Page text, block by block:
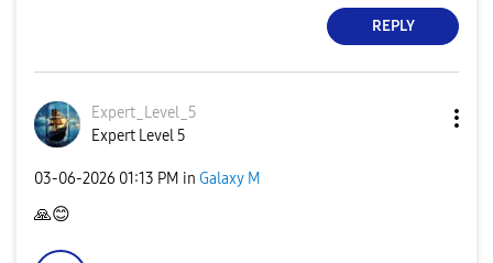
REPLY
Expert_Level_5
Expert Level 5
‎03-06-2026 01:13 PM in Galaxy M
🙏😊